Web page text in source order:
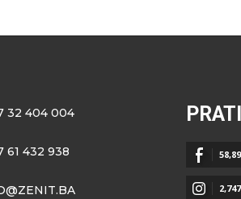
32 404 004
61 432 938
2,747